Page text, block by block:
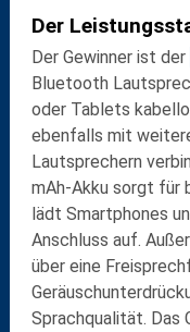
Der
Der Gewinner ist der
Bluetooth
oder Tablets
ebenfalls mit
Lautsprechern
mAh-Akku sorgt für
lädt Smartphones
Anschluss auf.
über eine
Sprachqualität. Das